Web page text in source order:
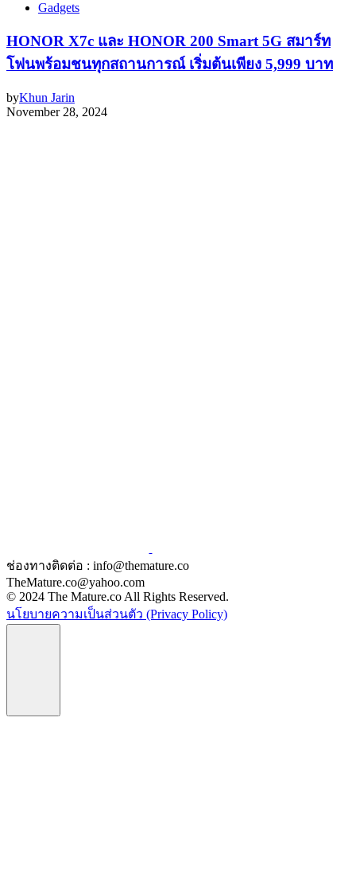
Gadgets
HONOR X7c และ HONOR 200 Smart 5G สมาร์ท
โฟนพร้อมชนทุกสถานการณ์ เริ่มต้นเพียง 5,999 บาท
byKhun Jarin
November 28, 2024
ช่องทางติดต่อ : info@themature.co
TheMature.co@yahoo.com
© 2024 The Mature.co All Rights Reserved.
นโยบายความเป็นส่วนตัว (Privacy Policy)